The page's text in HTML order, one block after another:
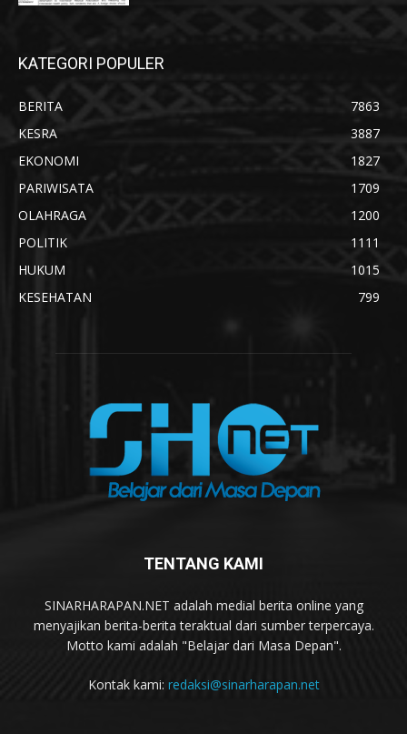
KATEGORI POPULER
BERITA
7863
KESRA
3887
EKONOMI
1827
PARIWISATA
1709
OLAHRAGA
1200
POLITIK
1111
HUKUM
1015
KESEHATAN
799
TENTANG KAMI
SINARHARAPAN.NET adalah medial berita online yang
menyajikan berita-berita teraktual dari sumber terpercaya.
Motto kami adalah "Belajar dari Masa Depan".
Kontak kami: redaksi@sinarharapan.net